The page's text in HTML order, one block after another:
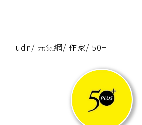
udn/ 元氣網/ 作家/ 50+